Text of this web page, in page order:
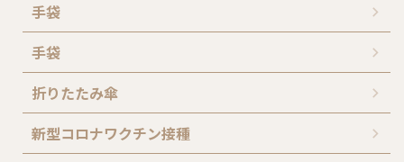
手袋
手袋
折りたたみ傘
新型コロナワクチン接種